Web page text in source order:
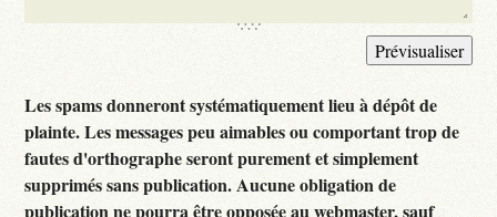
Les spams donneront systématiquement lieu à dépôt de
plainte. Les messages peu aimables ou comportant trop de
fautes d'orthographe seront purement et simplement
supprimés sans publication. Aucune obligation de
publication ne pourra être opposée au webmaster, sauf